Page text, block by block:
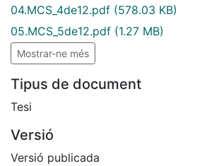
04.MCS_4de12.pdf (578.03 KB)
05.MCS_5de12.pdf (1.27 MB)
Mostrar-ne més
Tipus de document
Tesi
Versió
Versió publicada